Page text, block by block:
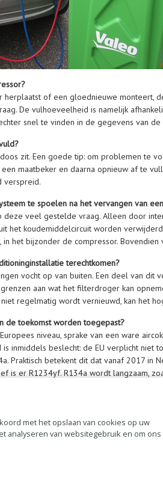
herplaatst of een gloednieuwe monteert,
De vulhoeveelheid is namelijk
snel te vinden in de gegevens van
zit. Een goede tip: om problemen te
maatbeker en daarna opnieuw af te
verspreid.
te spoelen na het vervangen van
deze veel gestelde vraag. Alleen door
het koudemiddelcircuit worden
in het bijzonder de compressor.
terechtkomen?
vocht op van buiten. Een deel van
aan wat het filterdroger kan
regelmatig wordt vernieuwd, kan het
de toekomst worden toegepast?
niveau, sprake van een ware
inmiddels beslecht: de EU verplicht
Praktisch betekent dit dat vanaf 2017 in
is er R1234yf. R134a wordt langzaam,
met het opslaan van cookies op uw
analyseren van websitegebruik en om ons